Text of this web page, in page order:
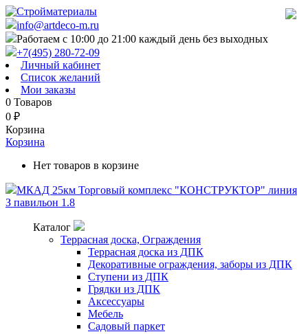
info@artdeco-m.ru
Работаем с 10:00 до 21:00 каждый день без выходных
+7(495) 280-72-09
Личный кабинет
Список желаний
Мои заказы
0 Товаров
0 ₽
Корзина
Корзина
Нет товаров в корзине
МКАД 25км Торговый комплекс "КОНСТРУКТОР" линия
З павильон 1.8
Каталог
Террасная доска, Ограждения
Террасная доска из ДПК
Декоративные ограждения, заборы из ДПК
Ступени из ДПК
Грядки из ДПК
Аксессуары
Мебель
Садовый паркет